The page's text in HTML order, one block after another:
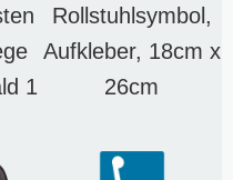
1
Rollstuhlsymbol,
Aufkleber, 18cm x
26cm